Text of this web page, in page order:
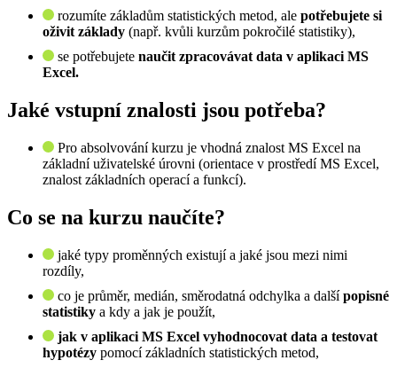
rozumíte základům statistických metod, ale potřebujete si
oživit základy (např. kvůli kurzům pokročilé statistiky),
se potřebujete naučit zpracovávat data v aplikaci MS
Excel.
Jaké vstupní znalosti jsou potřeba?
Pro absolvování kurzu je vhodná znalost MS Excel na
základní uživatelské úrovni (orientace v prostředí MS Excel,
znalost základních operací a funkcí).
Co se na kurzu naučíte?
jaké typy proměnných existují a jaké jsou mezi nimi
rozdíly,
co je průměr, medián, směrodatná odchylka a dalšípopisné
statistiky a kdy a jak je použít,
jak v aplikaci MS Excel vyhodnocovat data a testovat
hypotézy pomocí základních statistických metod,